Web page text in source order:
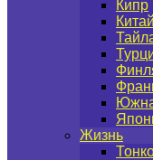
Кипр
Китай
Жизнь